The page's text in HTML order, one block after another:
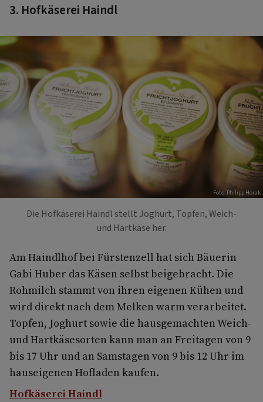
3. Hofkäserei Haindl
Foto: Philipp Horak
Die Hofkäserei Haindl stellt Joghurt, Topfen, Weich-
und Hartkäse her.
Am Haindlhof bei Fürstenzell hat sich Bäuerin
Gabi Huber das Käsen selbst beigebracht. Die
Rohmilch stammt von ihren eigenen Kühen und
wird direkt nach dem Melken warm verarbeitet.
Topfen, Joghurt sowie die hausgemachten Weich-
und Hartkäsesorten kann man an Freitagen von 9
bis 17 Uhr und an Samstagen von 9 bis 12 Uhr im
hauseigenen Hofladen kaufen.
Hofkäserei Haindl